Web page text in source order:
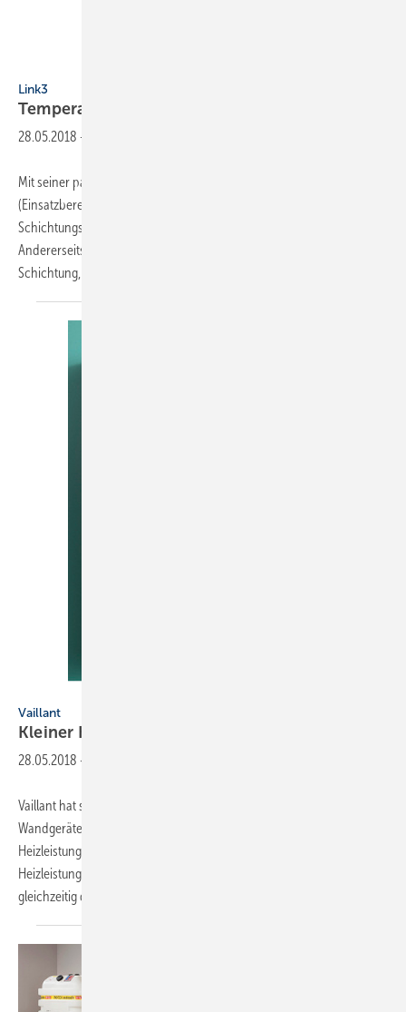
Link3
Temperaturstabile
28.05.2018 -
Mit seiner patentierten Gegenstromtauscher-Technik nutzt der Ecolink
(Einsatzbereich: Ein- und Zweifamilienhäuser) einerseits die aktive
Schichtungsfähigkeit des Wassers durch die Wassertemperatur.
Andererseits führt das Laminarstromkonzept zu einer passiven
Schichtung, damit sich das
Vaillant
Kleiner
28.05.2018 -
Vaillant hat seine Palette an (internetfähigen) Gasbrennwert-
Wandgeräten der Serie Ecotec plus um Modelle mit 40, 47 und 63 kW
Heizleistung und einer Modulation von 1 : 5 erweitert (gesamter
Heizleistungs-Einsatzbereich der Reihe: 14 bis 120 kW). Sie ersetzen
gleichzeitig die Geräte